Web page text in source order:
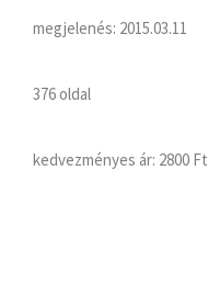
megjelenés: 2015.03.11
376 oldal
kedvezményes ár: 2800 Ft